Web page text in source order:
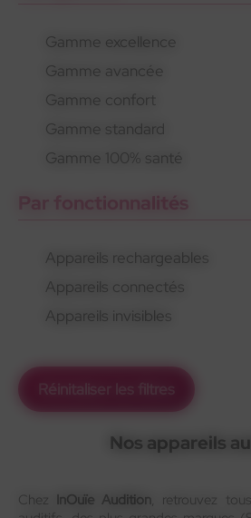
Gamme excellence
Gamme avancée
Gamme confort
Gamme standard
Gamme 100% santé
Par fonctionnalités
Appareils rechargeables
Appareils connectés
Appareils invisibles
Réinitaliser les filtres
Nos appareils
Chez InOuïe Audition, retrouvez